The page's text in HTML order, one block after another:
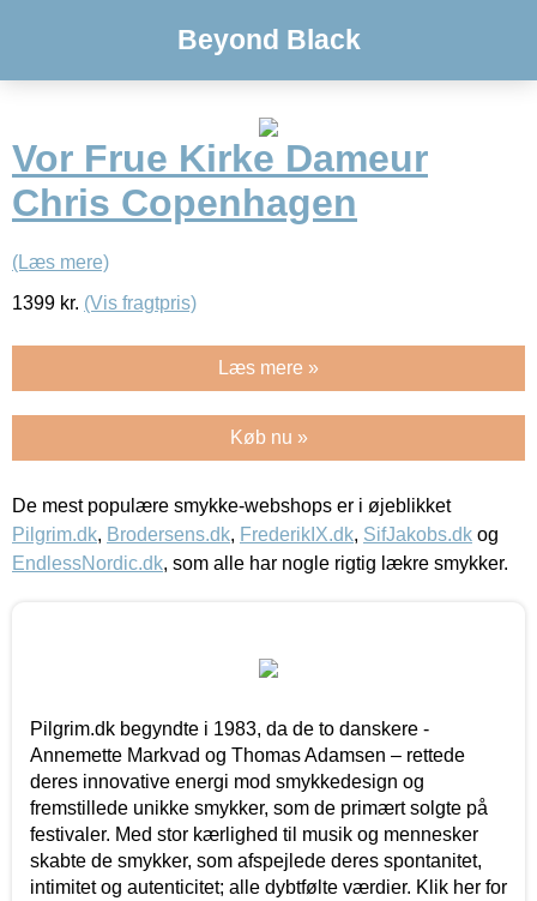
Beyond Black
Vor Frue Kirke Dameur
Chris Copenhagen
(Læs mere)
1399 kr. (Vis fragtpris)
Læs mere »
Køb nu »
De mest populære smykke-webshops er i øjeblikket
Pilgrim.dk, Brodersens.dk, FrederikIX.dk, SifJakobs.dk og
EndlessNordic.dk, som alle har nogle rigtig lækre smykker.
Pilgrim.dk begyndte i 1983, da de to danskere -
Annemette Markvad og Thomas Adamsen – rettede
deres innovative energi mod smykkedesign og
fremstillede unikke smykker, som de primært solgte på
festivaler. Med stor kærlighed til musik og mennesker
skabte de smykker, som afspejlede deres spontanitet,
intimitet og autenticitet; alle dybtfølte værdier. Klik her for